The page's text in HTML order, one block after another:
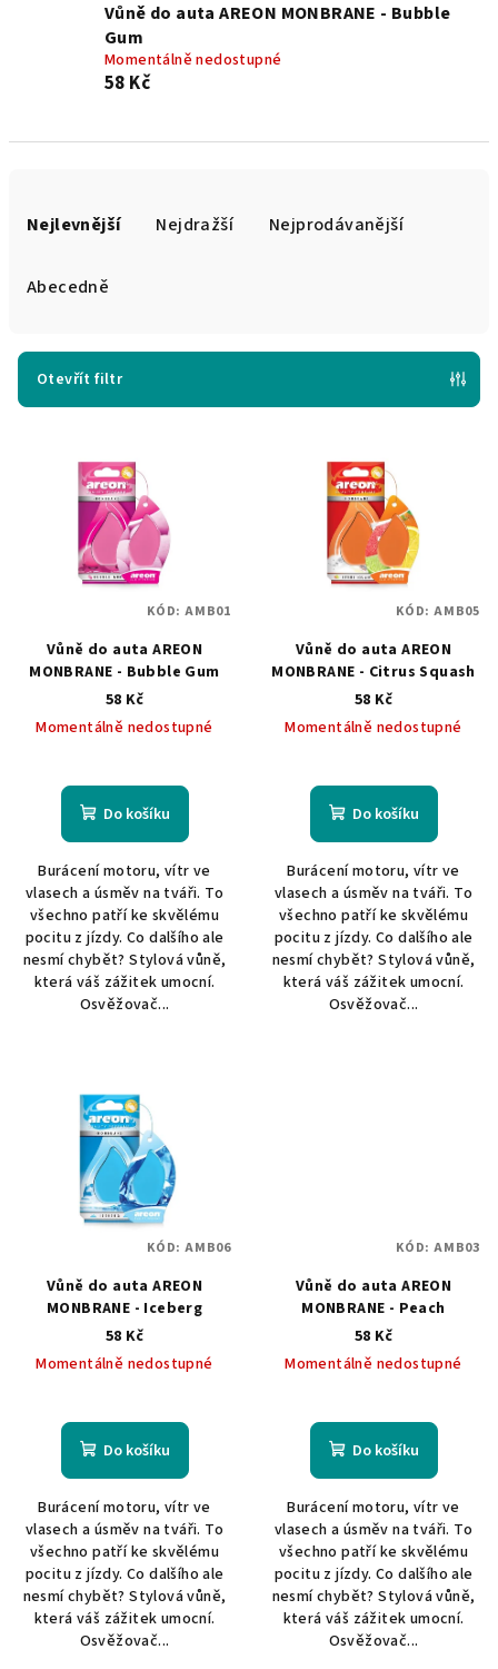
Vůně do auta AREON MONBRANE - Bubble
Gum
Momentálně nedostupné
58 Kč
r
Nejlevnější Nejdražší Nejprodávanější
Abecedně
Otevřít filtr
Vůně do auta AREON
MONBRANE - Bubble Gum
58 Kč
Momentálně nedostupné
Do košíku
Burácení motoru, vítr ve
vlasech a úsměv na tváři. To
všechno patří ke skvělému
pocitu z jízdy. Co dalšího ale
nesmí chybět? Stylová vůně,
která váš zážitek umocní.
Osvěžovač...
KÓD: AMB01
Vůně do auta AREON
MONBRANE - Citrus Squash
58 Kč
Momentálně nedostupné
Do košíku
Burácení motoru, vítr ve
vlasech a úsměv na tváři. To
všechno patří ke skvělému
pocitu z jízdy. Co dalšího ale
nesmí chybět? Stylová vůně,
která váš zážitek umocní.
Osvěžovač...
KÓD: AMB05
Vůně do auta AREON
MONBRANE - Iceberg
58 Kč
Momentálně nedostupné
Do košíku
Burácení motoru, vítr ve
vlasech a úsměv na tváři. To
všechno patří ke skvělému
pocitu z jízdy. Co dalšího ale
nesmí chybět? Stylová vůně,
která váš zážitek umocní.
Osvěžovač...
KÓD: AMB06
Vůně do auta AREON
MONBRANE - Peach
58 Kč
Momentálně nedostupné
Do košíku
Burácení motoru, vítr ve
vlasech a úsměv na tváři. To
všechno patří ke skvělému
pocitu z jízdy. Co dalšího ale
nesmí chybět? Stylová vůně,
která váš zážitek umocní.
Osvěžovač...
KÓD: AMB03